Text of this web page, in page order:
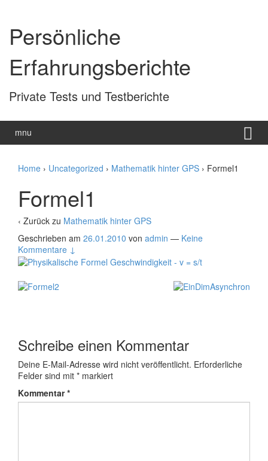
wechseln
springen
Persönliche
Erfahrungsberichte
Private Tests und Testberichte
mnu
Home › Uncategorized › Mathematik hinter GPS › Formel1
Formel1
‹ Zurück zu Mathematik hinter GPS
Geschrieben am 26.01.2010 von admin — Keine
Kommentare ↓
Schreibe einen Kommentar
Deine E-Mail-Adresse wird nicht veröffentlicht. Erforderliche
Felder sind mit * markiert
Kommentar*